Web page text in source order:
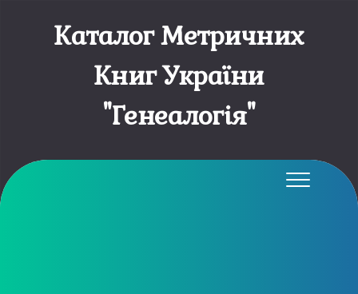
Каталог Метричних
Книг України
"Генеалогія"